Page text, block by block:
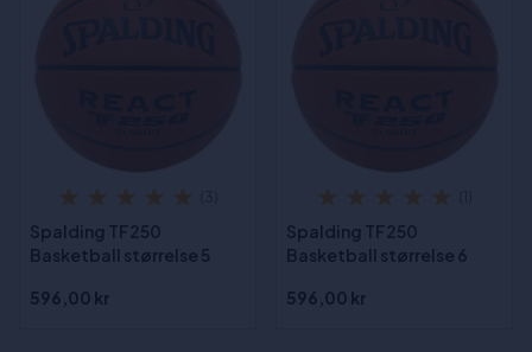
Spalding TF250
Basketball størrelse 5
596,00 kr
Spalding TF250
Basketball størrelse 6
596,00 kr